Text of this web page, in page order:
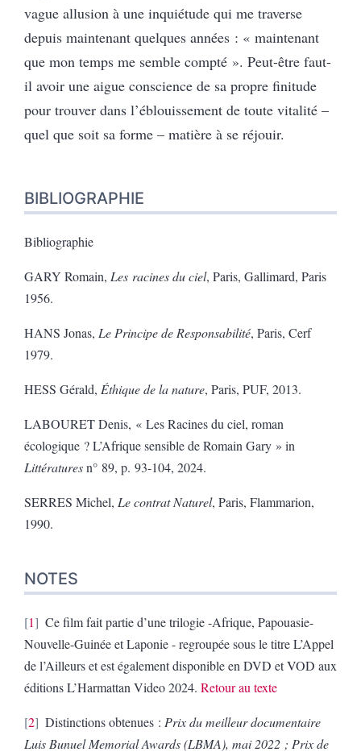
vague allusion à une inquiétude qui me traverse
depuis maintenant quelques années : « maintenant
que mon temps me semble compté ». Peut-être faut-
il avoir une aigue conscience de sa propre finitude
pour trouver dans l’éblouissement de toute vitalité –
quel que soit sa forme – matière à se réjouir.
BIBLIOGRAPHIE
Bibliographie
GARY Romain, Les racines du ciel, Paris, Gallimard, Paris
1956.
HANS Jonas, Le Principe de Responsabilité, Paris, Cerf
1979.
HESS Gérald, Éthique de la nature, Paris, PUF, 2013.
LABOURET Denis, « Les Racines du ciel, roman
écologique ? L’Afrique sensible de Romain Gary » in
Littératuresn° 89, p. 93-104, 2024.
SERRES Michel, Le contrat Naturel, Paris, Flammarion,
1990.
NOTES
1
Ce film fait partie d’une trilogie -Afrique, Papouasie-
Nouvelle-Guinée et Laponie - regroupée sous le titre L’Appel
de l’Ailleurs et est également disponible en DVD et VOD aux
éditions L’Harmattan Video 2024. Retour au texte
2 Distinctions obtenues : Prix du meilleur documentaire
Luis Bunuel Memorial Awards (LBMA), mai 2022 ; Prix de